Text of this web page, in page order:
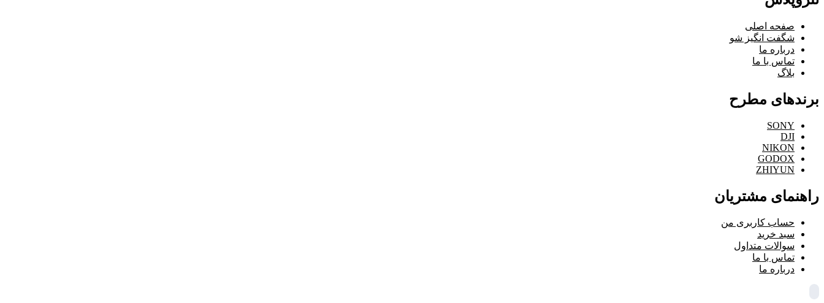
صفحه اصلی
شگفت انگیز شو
درباره ما
تماس با ما
بلاگ
برندهای مطرح
SONY
DJI
NIKON
GODOX
ZHIYUN
راهنمای مشتریان
حساب کاربری من
سبد خرید
سوالات متداول
تماس با ما
درباره ما